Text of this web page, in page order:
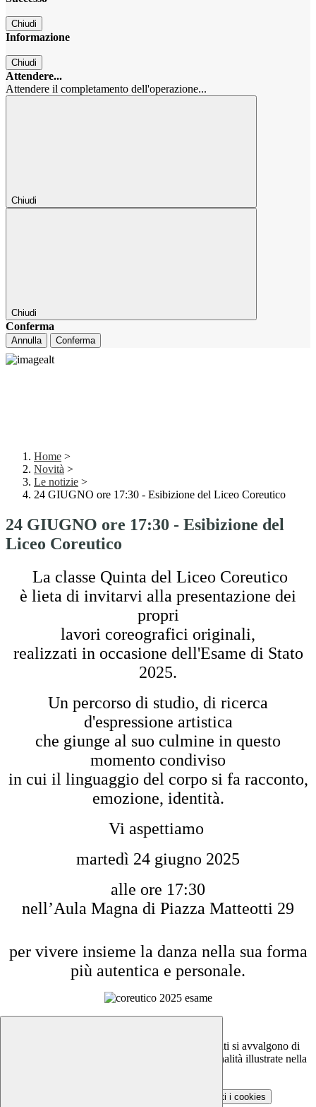
Chiudi
Informazione
Chiudi
Attendere...
Attendere il completamento dell'operazione...
Chiudi
Chiudi
Conferma
Annulla Conferma
Home >
Novità >
Le notizie >
24 GIUGNO ore 17:30 - Esibizione del Liceo Coreutico
24 GIUGNO ore 17:30 - Esibizione del
Liceo Coreutico
La classe Quinta del Liceo Coreutico
è lieta di invitarvi alla presentazione dei
propri
lavori coreografici originali,
realizzati in occasione dell'Esame di Stato
2025.
Un percorso di studio, di ricerca
d'espressione artistica
che giunge al suo culmine in questo
momento condiviso
in cui il linguaggio del corpo si fa racconto,
emozione, identità.
Vi aspettiamo
martedì 24 giugno 2025
alle ore 17:30
nell’Aula Magna di Piazza Matteotti 29
per vivere insieme la danza nella sua forma
più autentica e personale.
Questo sito o gli strumenti terzi da questo utilizzati si avvalgono di
cookie necessari al funzionamento ed utili alle finalità illustrate nella
Accetta tutti i cookies